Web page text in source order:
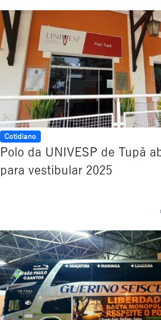
Cotidiano
Polo da UNIVESP de Tupã
para vestibular 2025